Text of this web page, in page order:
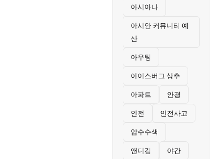
아시아나
아시안 커뮤니티 예
산
아우팅
아이스버그 상추
아파트 안경
안전 안전사고
압수수색
앤디김 야간